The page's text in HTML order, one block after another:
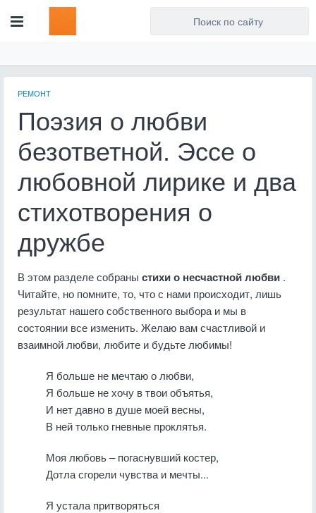
РЕМОНТ
Поэзия о любви
безответной. Эссе о
любовной лирике и два
стихотворения о
дружбе
В этом разделе собраны стихи о несчастной любви .
Читайте, но помните, то, что с нами происходит, лишь
результат нашего собственного выбора и мы в
состоянии все изменить. Желаю вам счастливой и
взаимной любви, любите и будьте любимы!
Я больше не мечтаю о любви,
Я больше не хочу в твои объятья,
И нет давно в душе моей весны,
В ней только гневные проклятья.
Моя любовь – погаснувший костер,
Дотла сгорели чувства и мечты...
Я устала притворяться
Для любых предложений по
сайту: artist71@cp9.ru